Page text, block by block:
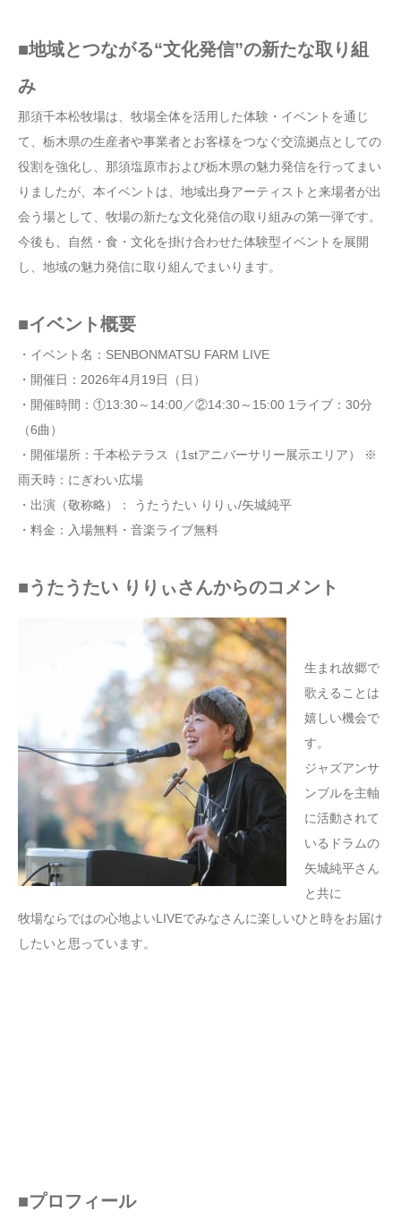
■地域とつながる“文化発信”の新たな取り組
み
那須千本松牧場は、牧場全体を活用した体験・イベントを通じ
て、栃木県の生産者や事業者とお客様をつなぐ交流拠点としての
役割を強化し、那須塩原市および栃木県の魅力発信を行ってまい
りましたが、本イベントは、地域出身アーティストと来場者が出
会う場として、牧場の新たな文化発信の取り組みの第一弾です。
今後も、自然・食・文化を掛け合わせた体験型イベントを展開
し、地域の魅力発信に取り組んでまいります。
■イベント概要
・イベント名：SENBONMATSU FARM LIVE
・開催日：2026年4月19日（日）
・開催時間：①13:30～14:00／②14:30～15:00 1ライブ：30分
（6曲）
・開催場所：千本松テラス（1stアニバーサリー展示エリア） ※
雨天時：にぎわい広場
・出演（敬称略）： うたうたい りりぃ/矢城純平
・料金：入場無料・音楽ライブ無料
■うたうたい りりぃさんからのコメント
生まれ故郷で
歌えることは
嬉しい機会で
す。
ジャズアンサ
ンブルを主軸
に活動されて
いるドラムの
矢城純平さん
と共に
牧場ならではの心地よいLIVEでみなさんに楽しいひと時をお届け
したいと思っています。
■プロフィール